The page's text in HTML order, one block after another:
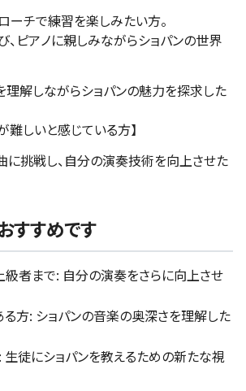
ーチで練習を楽しみたい方。
、ピアノに親しみながらショパンの世界
理解しながらショパンの魅力を探求した
難しいと感じている方】
に挑戦し、自分の演奏技術を向上させた
すすめです
級者まで: 自分の演奏をさらに向上させ
る方: ショパンの音楽の奥深さを理解した
徒にショパンを教えるための新たな視